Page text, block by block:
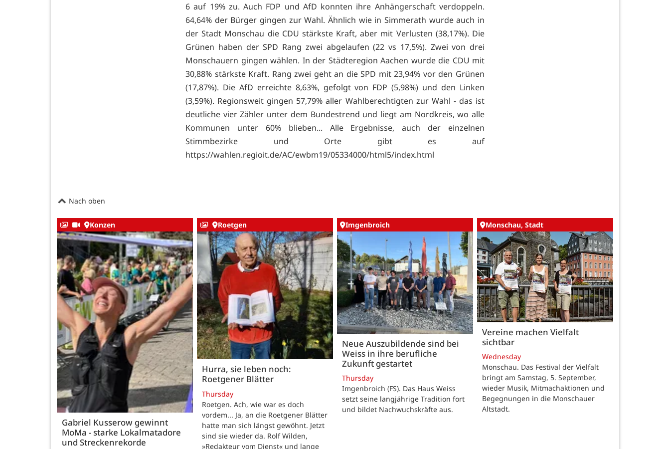
6 auf 19% zu. Auch FDP und AfD konnten ihre Anhängerschaft verdoppeln.
64,64% der Bürger gingen zur Wahl. Ähnlich wie in Simmerath wurde auch in
der Stadt Monschau die CDU stärkste Kraft, aber mit Verlusten (38,17%). Die
Grünen haben der SPD Rang zwei abgelaufen (22 vs 17,5%). Zwei von drei
Monschauern gingen wählen. In der Städteregion Aachen wurde die CDU mit
30,88% stärkste Kraft. Rang zwei geht an die SPD mit 23,94% vor den Grünen
(17,87%). Die AfD erreichte 8,63%, gefolgt von FDP (5,98%) und den Linken
(3,59%). Regionsweit gingen 57,79% aller Wahlberechtigten zur Wahl - das ist
deutliche vier Zähler unter dem Bundestrend und liegt am Nordkreis, wo alle
Kommunen unter 60% blieben... Alle Ergebnisse, auch der einzelnen
Stimmbezirke und Orte gibt es auf
https://wahlen.regioit.de/AC/ewbm19/05334000/html5/index.html
Nach oben
Konzen
Gabriel Kusserow gewinnt
MoMa - starke Lokalmatadore
und Streckenrekorde
Roetgen
Hurra, sie leben noch:
Roetgener Blätter
Thursday
Roetgen. Ach, wie war es doch
vordem... Ja, an die Roetgener Blätter
hatte man sich längst gewöhnt. Jetzt
sind sie wieder da. Rolf Wilden,
»Redakteur vom Dienst« und lange
Imgenbroich
Neue Auszubildende sind bei
Weiss in ihre berufliche
Zukunft gestartet
Thursday
Imgenbroich (FS). Das Haus Weiss
setzt seine langjährige Tradition fort
und bildet Nachwuchskräfte aus.
Monschau, Stadt
Vereine machen Vielfalt
sichtbar
Wednesday
Monschau. Das Festival der Vielfalt
bringt am Samstag, 5. September,
wieder Musik, Mitmachaktionen und
Begegnungen in die Monschauer
Altstadt.